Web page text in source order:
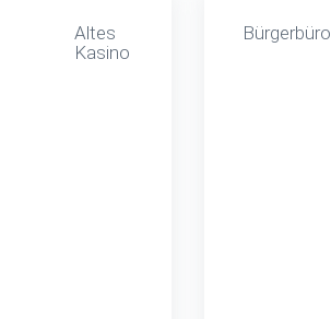
Altes
Kasino
Bürgerbüro